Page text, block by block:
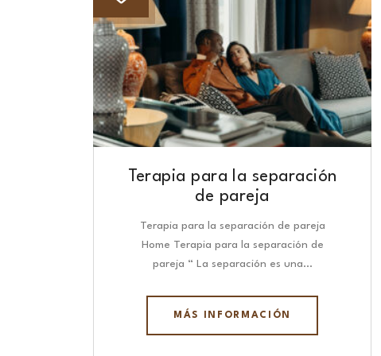
Terapia para la separación
de pareja
Terapia para la separación de pareja
Home Terapia para la separación de
pareja “ La separación es una…
MÁS INFORMACIÓN